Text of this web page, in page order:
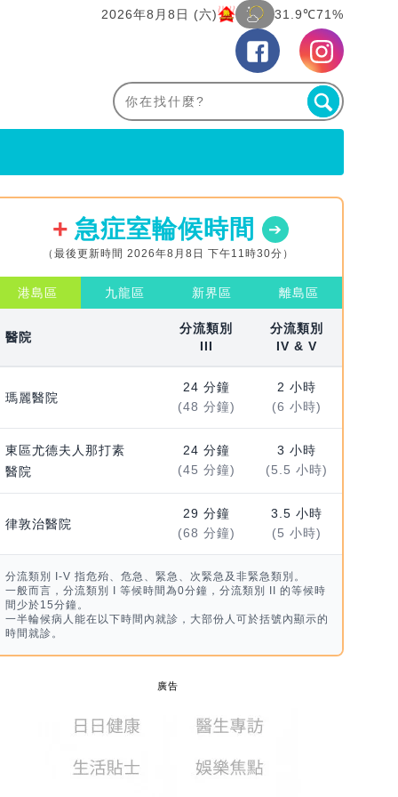
2026年8月8日 (六) 31.9℃71%
急症室輪候時間
（最後更新時間 2026年8月8日 下午11時30分）
港島區 九龍區 新界區 離島區
醫院
分流類別
III
分流類別
IV & V
瑪麗醫院
24 分鐘
(48 分鐘)
2 小時
(6 小時)
東區尤德夫人那打素
醫院
24 分鐘
(45 分鐘)
3 小時
(5.5 小時)
律敦治醫院
29 分鐘
(68 分鐘)
3.5 小時
(5 小時)
分流類別 I-V 指危殆、危急、緊急、次緊急及非緊急類別。
一般而言，分流類別 I 等候時間為0分鐘，分流類別 II 的等候時
間少於15分鐘。
一半輪候病人能在以下時間內就診，大部份人可於括號內顯示的
時間就診。
廣告